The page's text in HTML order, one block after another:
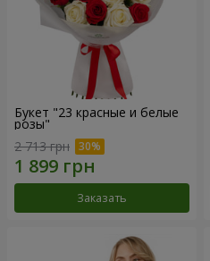
Букет "23 красные и белые
розы"
2 713 грн
Заказать